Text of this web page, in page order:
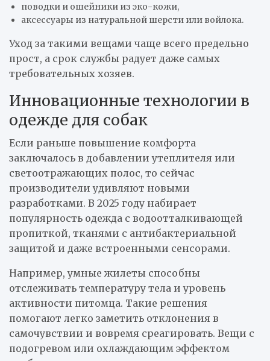
поводки и ошейники из эко-кожи,
аксессуары из натуральной шерсти или войлока.
Уход за такими вещами чаще всего предельно
прост, а срок службы радует даже самых
требовательных хозяев.
Инновационные технологии в
одежде для собак
Если раньше повышение комфорта
заключалось в добавлении утеплителя или
светоотражающих полос, то сейчас
производители удивляют новыми
разработками. В 2025 году набирает
популярность одежда с водоотталкивающей
пропиткой, тканями с антибактериальной
защитой и даже встроенными сенсорами.
Например, умные жилеты способны
отслеживать температуру тела и уровень
активности питомца. Такие решения
помогают легко заметить отклонения в
самочувствии и вовремя среагировать. Вещи с
подогревом или охлаждающим эффектом